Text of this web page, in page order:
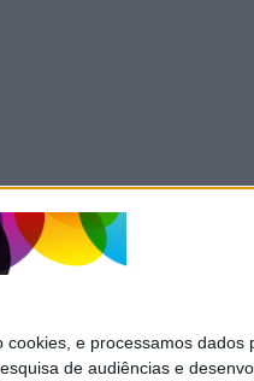
e processamos
de audiências e